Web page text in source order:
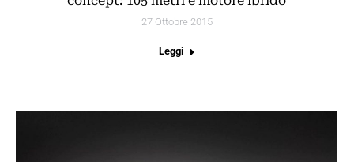
27 Ottobre 2015
Leggi